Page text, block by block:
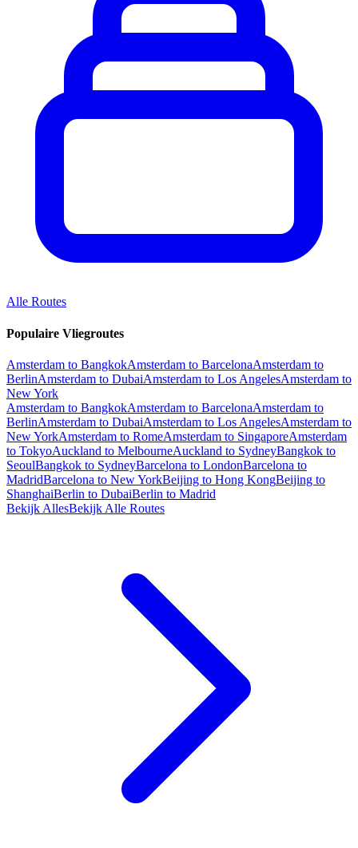
Alle Routes
Populaire Vliegroutes
Amsterdam to BangkokAmsterdam to BarcelonaAmsterdam to
BerlinAmsterdam to DubaiAmsterdam to Los AngelesAmsterdam to
New York
Amsterdam to BangkokAmsterdam to BarcelonaAmsterdam to
BerlinAmsterdam to DubaiAmsterdam to Los AngelesAmsterdam to
New YorkAmsterdam to RomeAmsterdam to SingaporeAmsterdam
to TokyoAuckland to MelbourneAuckland to SydneyBangkok to
SeoulBangkok to SydneyBarcelona to LondonBarcelona to
MadridBarcelona to New YorkBeijing to Hong KongBeijing to
ShanghaiBerlin to DubaiBerlin to Madrid
Bekijk AllesBekijk Alle Routes